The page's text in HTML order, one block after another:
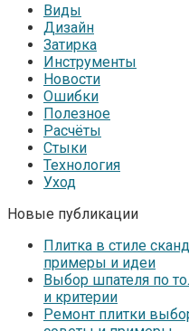
Виды
Дизайн
Затирка
Инструменты
Новости
Ошибки
Полезное
Расчёты
Стыки
Технология
Уход
Новые публикации
Плитка в стиле
примеры и идеи
Выбор шпателя по
и критерии
Ремонт плитки